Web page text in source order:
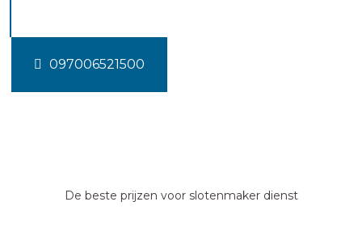
097006521500
De beste prijzen voor slotenmaker dienst